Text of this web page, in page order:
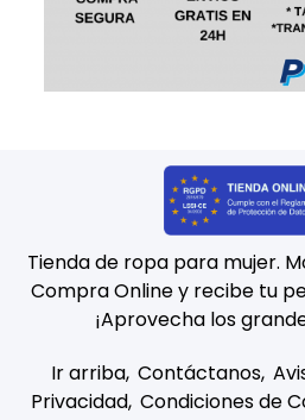
Tienda de ropa para mujer.
Compra Online y recibe tu
¡Aprovecha los
Ir arriba Contáctanos
Privacidad Condiciones de